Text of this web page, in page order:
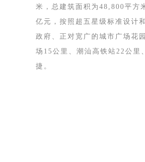
米，总建筑面积为48,800平方
亿元，按照超五星级标准设计
政府、正对宽广的城市广场花
场15公里、潮汕高铁站22公里
捷。